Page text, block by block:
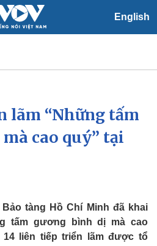
English
Xã hội
Dự báo thời tiết
lãm “Những tấm
cao quý” tại
Bảo tàng Hồ Chí Minh đã khai
tấm gương bình dị mà cao
liên tiếp triển lãm được tổ